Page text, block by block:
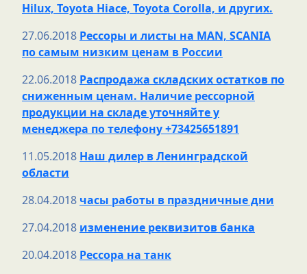
Hilux, Toyota Hiace, Toyota Corolla, и других.
27.06.2018 Рессоры и листы на MAN, SCANIA
по самым низким ценам в России
22.06.2018 Распродажа складских остатков по
сниженным ценам. Наличие рессорной
продукции на складе уточняйте у
менеджера по телефону +73425651891
11.05.2018 Наш дилер в Ленинградской
области
28.04.2018 часы работы в праздничные дни
27.04.2018 изменение реквизитов банка
20.04.2018 Рессора на танк